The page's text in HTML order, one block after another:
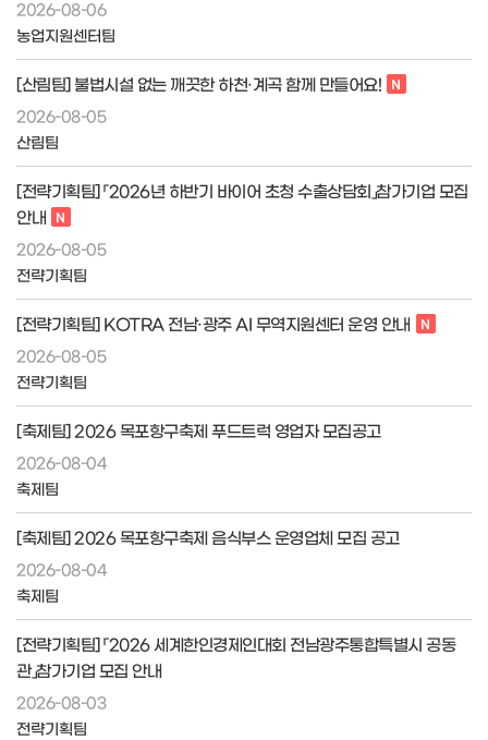
2026-08-06
농업지원센터팀
[산림팀] 불법시설 없는 깨끗한 하천·계곡 함께 만들어요!
2026-08-05
산림팀
[전략기획팀] 「2026년 하반기 바이어 초청 수출상담회」참가기업 모집
안내
2026-08-05
전략기획팀
[전략기획팀] KOTRA 전남·광주 AI 무역지원센터 운영 안내
2026-08-05
전략기획팀
[축제팀] 2026 목포항구축제 푸드트럭 영업자 모집공고
2026-08-04
축제팀
[축제팀] 2026 목포항구축제 음식부스 운영업체 모집 공고
2026-08-04
축제팀
[전략기획팀] 「2026 세계한인경제인대회 전남광주통합특별시 공동
관」참가기업 모집 안내
2026-08-03
전략기획팀